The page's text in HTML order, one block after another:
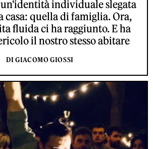
individuale slegata
casa: quella di famiglia. Ora,
fluida ci ha raggiunto. E ha
il nostro stesso abitare
DI GIACOMO GIOSSI